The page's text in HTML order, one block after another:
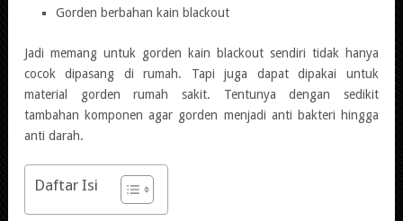
Gorden berbahan kain blackout
Jadi memang untuk gorden kain blackout sendiri tidak hanya
cocok dipasang di rumah. Tapi juga dapat dipakai untuk
material gorden rumah sakit. Tentunya dengan sedikit
tambahan komponen agar gorden menjadi anti bakteri hingga
anti darah.
Daftar Isi